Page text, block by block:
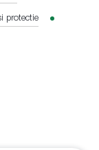
protectie